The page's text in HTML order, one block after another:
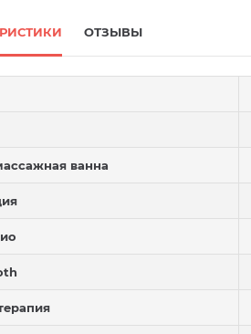
ОТЗЫВЫ
ванна